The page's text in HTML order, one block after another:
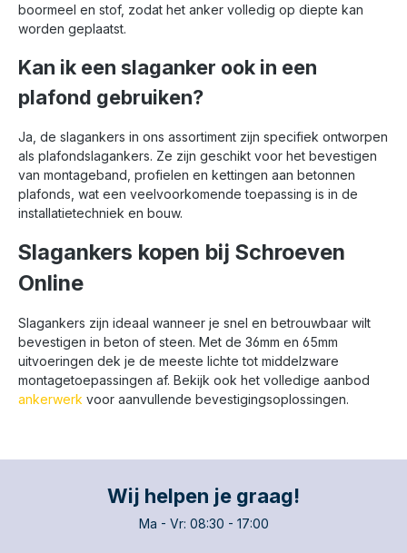
boormeel en stof, zodat het anker volledig op diepte kan
worden geplaatst.
Kan ik een slaganker ook in een
plafond gebruiken?
Ja, de slagankers in ons assortiment zijn specifiek ontworpen
als plafondslagankers. Ze zijn geschikt voor het bevestigen
van montageband, profielen en kettingen aan betonnen
plafonds, wat een veelvoorkomende toepassing is in de
installatietechniek en bouw.
Slagankers kopen bij Schroeven
Online
Slagankers zijn ideaal wanneer je snel en betrouwbaar wilt
bevestigen in beton of steen. Met de 36mm en 65mm
uitvoeringen dek je de meeste lichte tot middelzware
montagetoepassingen af. Bekijk ook het volledige aanbod
ankerwerk voor aanvullende bevestigingsoplossingen.
Wij helpen je graag!
Ma - Vr: 08:30 - 17:00